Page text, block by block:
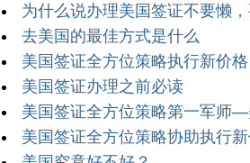
为什么说办理美国签证不要懒
去美国的最佳方式是什么
美国签证全方位策略执行新价格
美国签证办理之前必读
美国签证全方位策略第一军师
美国签证全方位策略协助执行